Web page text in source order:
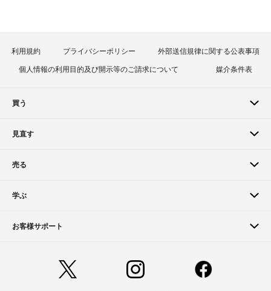
利用規約 プライバシーポリシー 外部送信規律に関する公表事項
個人情報の利用目的及び開示等のご請求について 媒介条件表
買う
見直す
売る
学ぶ
お客様サポート